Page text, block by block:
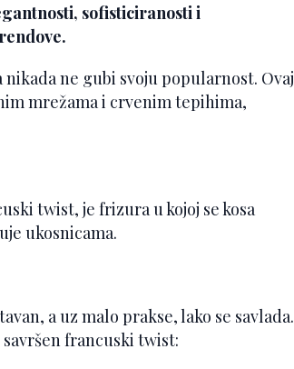
sofisticiranosti i
ne gubi svoju popularnost. Ovaj
mrežama i crvenim tepihima,
twist, je frizura u kojoj se kosa
ukosnicama.
a uz malo prakse, lako se savlada.
francuski twist: